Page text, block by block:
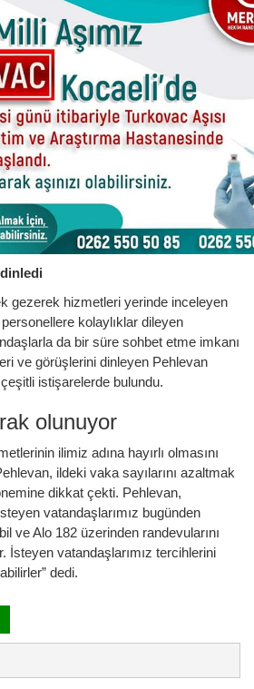
gezerek hizmetleri yerinde inceleyen
kolaylıklar dileyen
da bir süre sohbet etme imkanı
ve görüşlerini dinleyen Pehlevan
istişarelerde bulundu.
olunuyor
ilimiz adına hayırlı olmasını
ildeki vaka sayılarını azaltmak
dikkat çekti. Pehlevan,
vatandaşlarımız bugünden
ve Alo 182 üzerinden randevularını
İsteyen vatandaşlarımız tercihlerini
dedi.